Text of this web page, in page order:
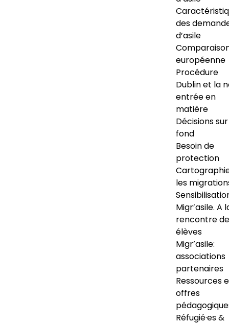
des
d’asile
européenne
Procédure
Dublin et la
entrée en
matière
Décisions
fond
Besoin de
protection
les
Migr’asile. A
rencontre
élèves
Migr’asile:
associations
partenaires
Ressources
offres
Réfugié·es &